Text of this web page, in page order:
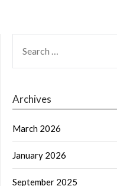
FOR:
Archives
March 2026
January 2026
September 2025